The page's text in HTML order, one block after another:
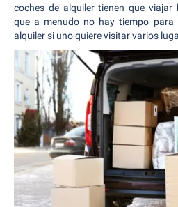
coches de alquiler tienen que
que a menudo no hay tiempo para
alquiler si uno quiere visitar varios